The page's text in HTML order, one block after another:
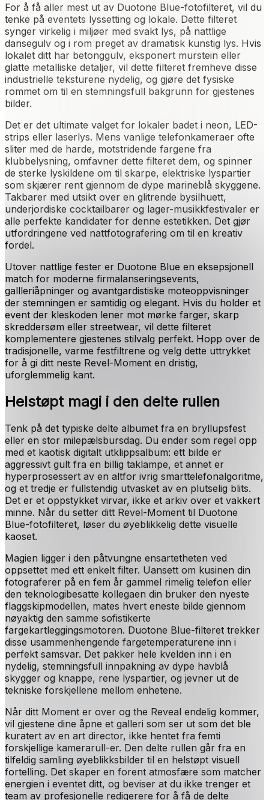
For å få aller mest ut av Duotone Blue-fotofilteret, vil du
tenke på eventets lyssetting og lokale. Dette filteret
synger virkelig i miljøer med svakt lys, på nattlige
dansegulv og i rom preget av dramatisk kunstig lys. Hvis
lokalet ditt har betonggulv, eksponert murstein eller
glatte metalliske detaljer, vil dette filteret fremheve disse
industrielle teksturene nydelig, og gjøre det fysiske
rommet om til en stemningsfull bakgrunn for gjestenes
bilder.
Det er det ultimate valget for lokaler badet i neon, LED-
strips eller laserlys. Mens vanlige telefonkameraer ofte
sliter med de harde, motstridende fargene fra
klubbelysning, omfavner dette filteret dem, og spinner
de sterke lyskildene om til skarpe, elektriske lyspartier
som skjærer rent gjennom de dype marineblå skyggene.
Takbarer med utsikt over en glitrende bysilhuett,
underjordiske cocktailbarer og lager-musikkfestivaler er
alle perfekte kandidater for denne estetikken. Det gjør
utfordringene ved nattfotografering om til en kreativ
fordel.
Utover nattlige fester er Duotone Blue en eksepsjonell
match for moderne firmalanseringsevents,
gallleriåpninger og avantgardistiske moteoppvisninger
der stemningen er samtidig og elegant. Hvis du holder et
event der kleskoden lener mot mørke farger, skarp
skreddersøm eller streetwear, vil dette filteret
komplementere gjestenes stilvalg perfekt. Hopp over de
tradisjonelle, varme festfiltrene og velg dette uttrykket
for å gi ditt neste Revel-Moment en dristig,
uforglemmelig kant.
Helstøpt magi i den delte rullen
Tenk på det typiske delte albumet fra en bryllupsfest
eller en stor milepælsbursdag. Du ender som regel opp
med et kaotisk digitalt utklippsalbum: ett bilde er
aggressivt gult fra en billig taklampe, et annet er
hyperprosessert av en altfor ivrig smarttelefonalgoritme,
og et tredje er fullstendig utvasket av en plutselig blits.
Det er et oppstykket virvar, ikke et arkiv over et vakkert
minne. Når du setter ditt Revel-Moment til Duotone
Blue-fotofilteret, løser du øyeblikkelig dette visuelle
kaoset.
Magien ligger i den påtvungne ensartetheten ved
oppsettet med ett enkelt filter. Uansett om kusinen din
fotograferer på en fem år gammel rimelig telefon eller
den teknologibesatte kollegaen din bruker den nyeste
flaggskipmodellen, mates hvert eneste bilde gjennom
nøyaktig den samme sofistikerte
fargekartleggingsmotoren. Duotone Blue-filteret trekker
disse usammenhengende fargetemperaturene inn i
perfekt samsvar. Det pakker hele kvelden inn i en
nydelig, stemningsfull innpakning av dype havblå
skygger og knappe, rene lyspartier, og jevner ut de
tekniske forskjellene mellom enhetene.
Når ditt Moment er over og the Reveal endelig kommer,
vil gjestene dine åpne et galleri som ser ut som det ble
kuratert av en art director, ikke hentet fra femti
forskjellige kamerarull-er. Den delte rullen går fra en
tilfeldig samling øyeblikksbilder til en helstøpt visuell
fortelling. Det skaper en forent atmosfære som matcher
energien i eventet ditt, og beviser at du ikke trenger et
team av profesjonelle redigerere for å få de delte